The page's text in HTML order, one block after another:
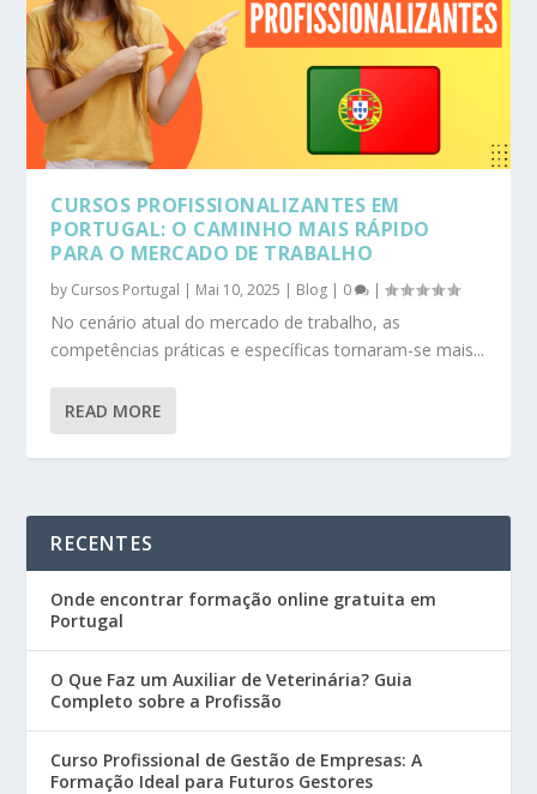
CURSOS PROFISSIONALIZANTES EM
PORTUGAL: O CAMINHO MAIS RÁPIDO
PARA O MERCADO DE TRABALHO
by Cursos Portugal | Mai 10, 2025 | Blog | 0 |
No cenário atual do mercado de trabalho, as
competências práticas e específicas tornaram-se mais...
READ MORE
RECENTES
Onde encontrar formação online gratuita em
Portugal
O Que Faz um Auxiliar de Veterinária? Guia
Completo sobre a Profissão
Curso Profissional de Gestão de Empresas: A
Formação Ideal para Futuros Gestores